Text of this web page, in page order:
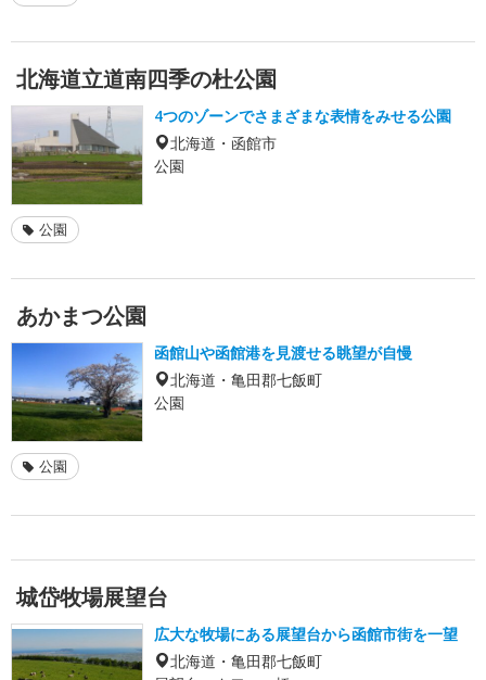
北海道立道南四季の杜公園
4つのゾーンでさまざまな表情をみせる公園
北海道・函館市
公園
公園
あかまつ公園
函館山や函館港を見渡せる眺望が自慢
北海道・亀田郡七飯町
公園
公園
城岱牧場展望台
広大な牧場にある展望台から函館市街を一望
北海道・亀田郡七飯町